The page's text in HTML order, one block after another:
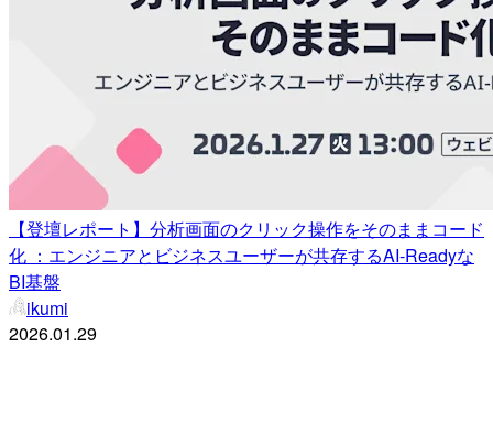
【登壇レポート】分析画面のクリック操作をそのままコード
化 ：エンジニアとビジネスユーザーが共存するAI-Readyな
BI基盤
ikumi
2026.01.29